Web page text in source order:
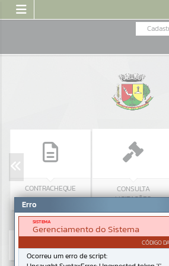
CONTRACHEQUE
CONSULTA
LICITAÇÕES
Erro
SISTEMA
Gerenciamento do Sistema
CÓDIGO
Ocorreu um erro de script: